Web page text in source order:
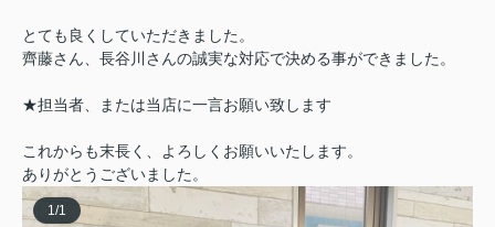
とても良くしていただきました。
齊藤さん、長谷川さんの誠実な対応で決める事ができました。
★担当者、または当店に一言お願い致します
これからも末長く、よろしくお願いいたします。
ありがとうございました。
1/1